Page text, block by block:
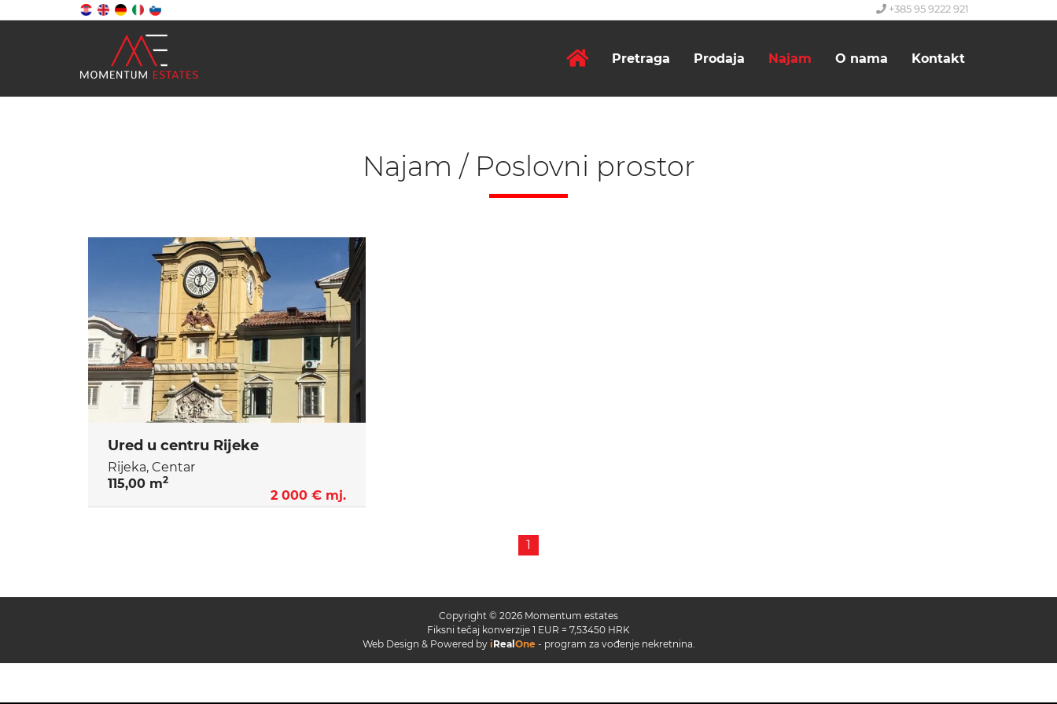
+385 95 9222 921
Pretraga Prodaja Najam O nama Kontakt
Najam / Poslovni prostor
Ured u centru Rijeke
Rijeka, Centar
115,00 m2
2 000 € mj.
1
Copyright © 2026 Momentum estates
Fiksni tečaj konverzije 1 EUR = 7,53450 HRK
Web Design & Powered by iRealOne- program za vođenje nekretnina